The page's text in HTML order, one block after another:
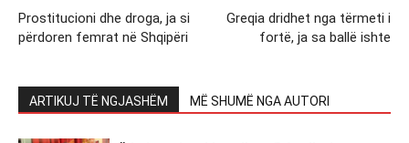
Prostitucioni dhe droga, ja si
përdoren femrat në Shqipëri
Greqia dridhet nga tërmeti i
fortë, ja sa ballë ishte
ARTIKUJ TË NGJASHËM MË SHUMË NGA AUTORI